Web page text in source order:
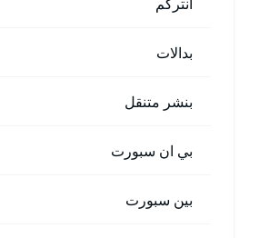
بدالات
بنشر متنقل
بي ان سبورت
بين سبورت